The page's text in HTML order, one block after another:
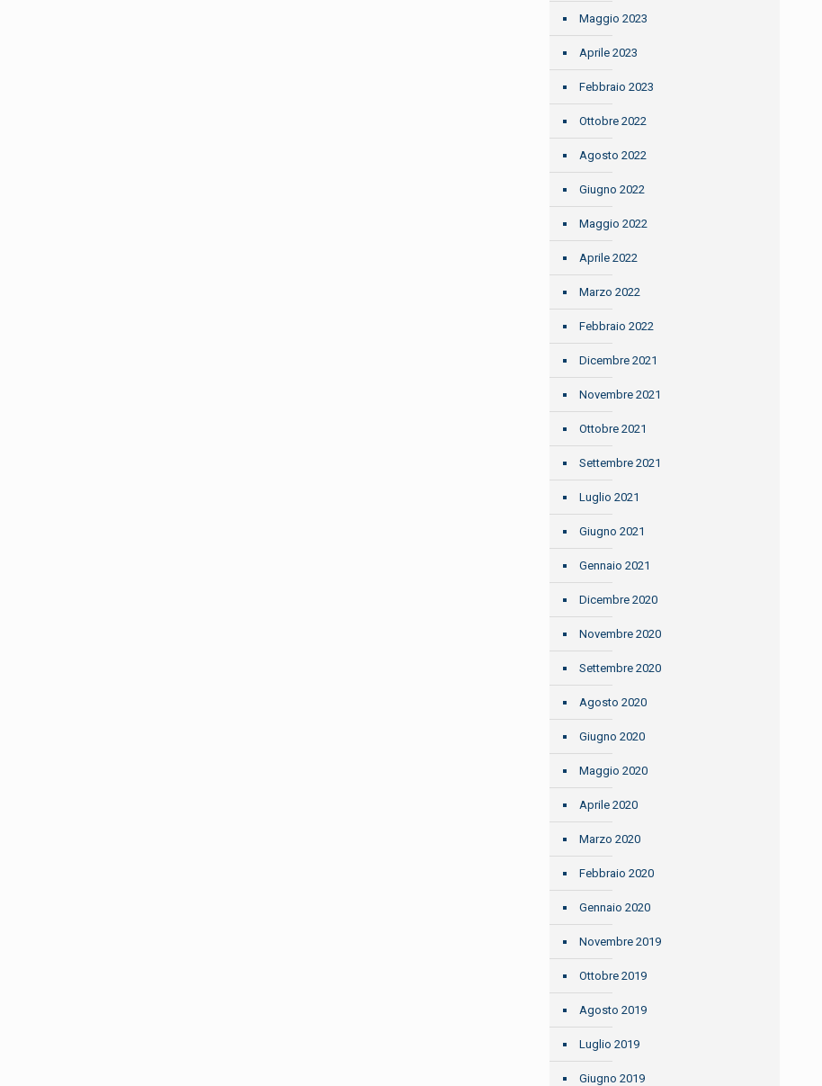
Maggio 2023
Aprile 2023
Febbraio 2023
Ottobre 2022
Agosto 2022
Giugno 2022
Maggio 2022
Aprile 2022
Marzo 2022
Febbraio 2022
Dicembre 2021
Novembre 2021
Ottobre 2021
Settembre 2021
Luglio 2021
Giugno 2021
Gennaio 2021
Dicembre 2020
Novembre 2020
Settembre 2020
Agosto 2020
Giugno 2020
Maggio 2020
Aprile 2020
Marzo 2020
Febbraio 2020
Gennaio 2020
Novembre 2019
Ottobre 2019
Agosto 2019
Luglio 2019
Giugno 2019